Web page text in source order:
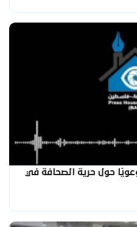
حول حرية الصحافة في